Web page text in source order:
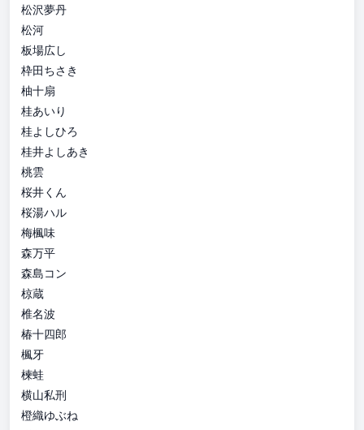
松沢夢丹
松河
板場広し
枠田ちさき
柚十扇
桂あいり
桂よしひろ
桂井よしあき
桃雲
桜井くん
桜湯ハル
梅楓味
森万平
森島コン
椋蔵
椎名波
椿十四郎
楓牙
楝蛙
横山私刑
橙織ゆぶね